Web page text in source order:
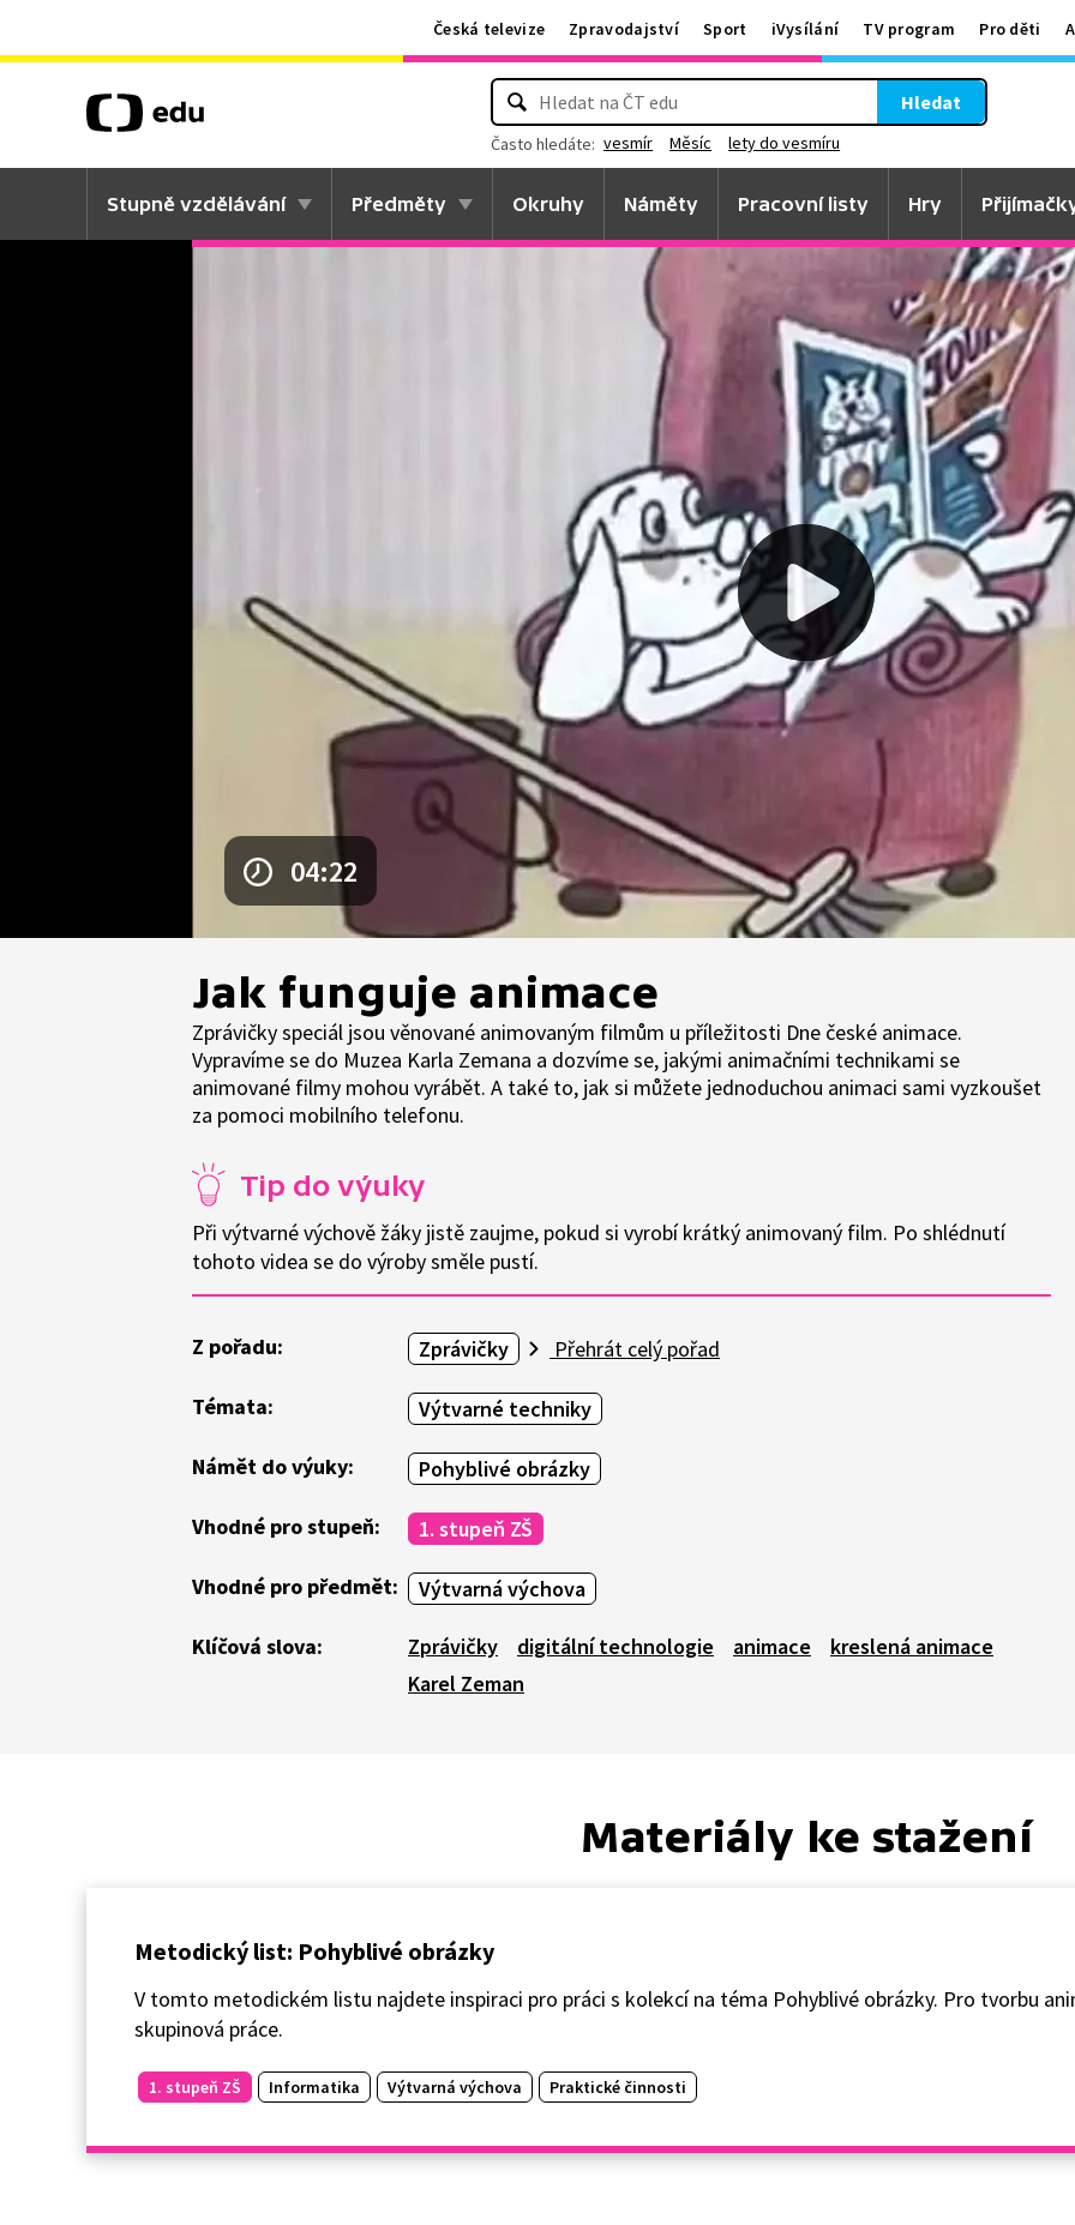
Česká televize Zpravodajství Sport iVysílání TV program Pro děti
Hledat
Často hledáte: vesmír Měsíc lety do vesmíru
Stupně vzdělávání Předměty Okruhy Náměty Pracovní listy Hry
04:22
Jak funguje animace
Zprávičky speciál jsou věnované animovaným filmům u příležitosti Dne české animace.
Vypravíme se do Muzea Karla Zemana a dozvíme se, jakými animačními technikami se
animované filmy mohou vyrábět. A také to, jak si můžete jednoduchou animaci sami vyzkoušet
za pomoci mobilního telefonu.
Tip do výuky
Při výtvarné výchově žáky jistě zaujme, pokud si vyrobí krátký animovaný film. Po shlédnutí
tohoto videa se do výroby směle pustí.
Z pořadu: Zprávičky Přehrát celý pořad
Témata: Výtvarné techniky
Námět do výuky: Pohyblivé obrázky
Vhodné pro stupeň: 1. stupeň ZŠ
Vhodné pro předmět: Výtvarná výchova
Klíčová slova: Zprávičky digitální technologie animace
kreslená animace
Karel Zeman
Materiály ke stažení
Metodický list: Pohyblivé obrázky
V tomto metodickém listu najdete inspiraci pro práci s kolekcí na téma Pohyblivé obrázky. Pro tvorbu
skupinová práce.
1. stupeň ZŠ Informatika Výtvarná výchova Praktické činnosti